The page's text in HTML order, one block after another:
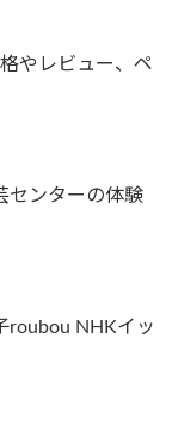
やレビュー、ペ
センターの体験
roubou NHKイッ